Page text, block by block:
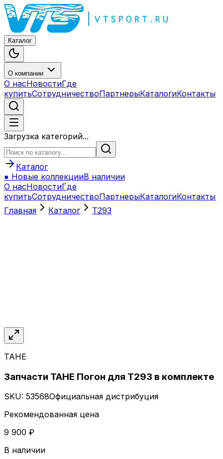
Каталог
О компании
О насНовостиГде
купитьСотрудничествоПартнерыКаталогиКонтакты
Загрузка категорий...
Каталог
● Новые коллекцииВ наличии
О насНовостиГде
купитьСотрудничествоПартнерыКаталогиКонтакты
Главная
Каталог T293
TAHE
Запчасти TAHE Погон для Т293 в комплекте
SKU: 53568Официальная дистрибуция
Рекомендованная цена
9 900 ₽
В наличии